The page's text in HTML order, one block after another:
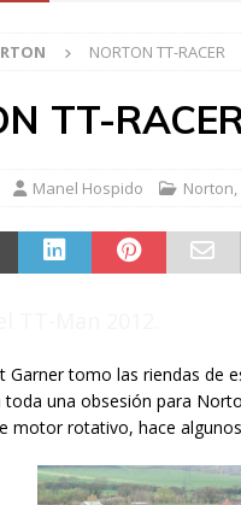
[ 9 julio, 2026 ]
DUCATI
[ 2 julio, 2026 ]
KTM 790
NORTON TT-RACER
TT-
Manel Hospido Norton,
Garner tomo las riendas de
una obsesión para
motor rotativo, hace